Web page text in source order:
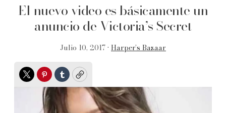
El nuevo video es básicamente un
anuncio de Victoria’s Secret
Julio 10, 2017 • Harper’s Bazaar
TwitterPinterest
TumblrCopy